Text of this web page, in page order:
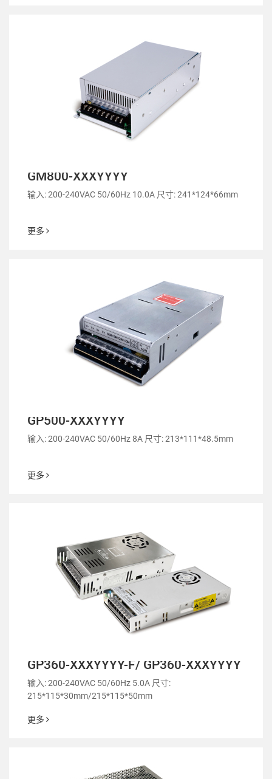
GM800-XXXYYYY
输入: 200-240VAC 50/60Hz 10.0A 尺寸: 241*124*66mm
更多
GP500-XXXYYYY
输入: 200-240VAC 50/60Hz 8A 尺寸: 213*111*48.5mm
更多
GP360-XXXYYYY-F/ GP360-XXXYYYY
输入: 200-240VAC 50/60Hz 5.0A 尺寸:
215*115*30mm/215*115*50mm
更多